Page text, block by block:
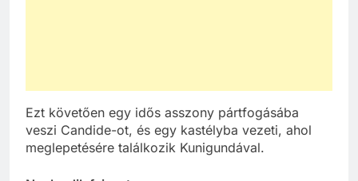
Ezt követően egy idős asszony pártfogásába
veszi Candide-ot, és egy kastélyba vezeti, ahol
meglepetésére találkozik Kunigundával.